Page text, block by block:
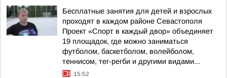
Бесплатные занятия для детей и взрослых
проходят в каждом районе Севастополя
Проект «Спорт в каждый двор» объединяет
19 площадок, где можно заниматься
футболом, баскетболом, волейболом,
теннисом, тег-регби и другими видами...
15:52